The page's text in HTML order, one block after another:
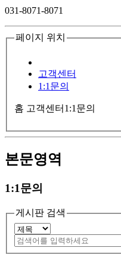
031-8071-8071
페이지 위치
고객센터
1:1문의
홈 고객센터 1:1문의
본문영역
1:1문의
게시판 검색